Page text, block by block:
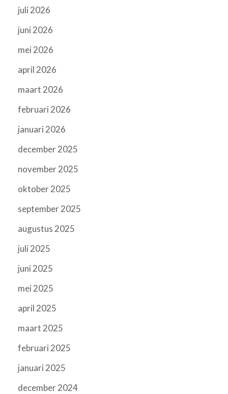
juli 2026
juni 2026
mei 2026
april 2026
maart 2026
februari 2026
januari 2026
december 2025
november 2025
oktober 2025
september 2025
augustus 2025
juli 2025
juni 2025
mei 2025
april 2025
maart 2025
februari 2025
januari 2025
december 2024